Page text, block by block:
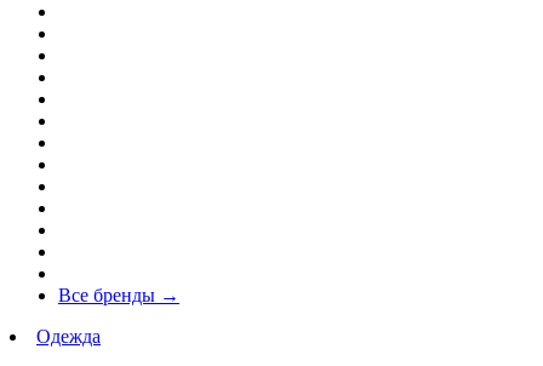
Все бренды →
Одежда